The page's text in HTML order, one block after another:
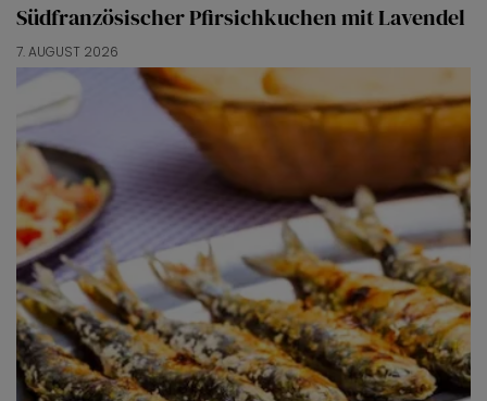
Südfranzösischer Pfirsichkuchen mit Lavendel
7. AUGUST 2026